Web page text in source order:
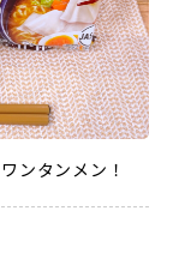
ンタンメン！